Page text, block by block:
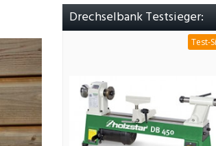
Drechselbank Testsieger:
Test-